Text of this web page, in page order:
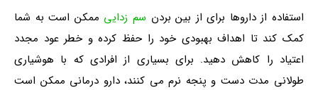
استفاده از داروها برای از بین بردن سم زدایی ممکن است به شما
کمک کند تا اهداف بهبودی خود را حفظ کرده و خطر عود مجدد
اعتیاد را کاهش دهید. برای بسیاری از افرادی که با هوشیاری
طولانی مدت دست و پنجه نرم می کنند، دارو درمانی ممکن است